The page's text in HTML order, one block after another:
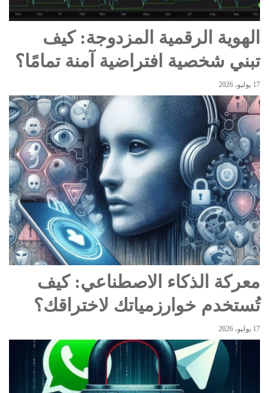
الهوية الرقمية المزدوجة: كيف
تبني شخصية افتراضية آمنة تمامًا؟
17 يوليو، 2026
معركة الذكاء الاصطناعي: كيف
تُستخدم خوارزمياتك لاختراقك؟
17 يوليو، 2026